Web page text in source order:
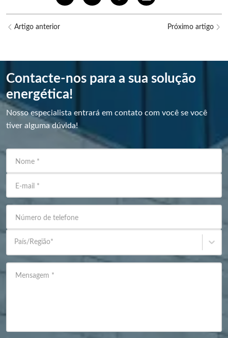
Artigo anterior Próximo artigo
Contacte-nos para a sua solução
energética!
Nosso especialista entrará em contato com você se você
tiver alguma dúvida!
Nome *
E-mail *
Número de telefone
País/Região*
Mensagem *